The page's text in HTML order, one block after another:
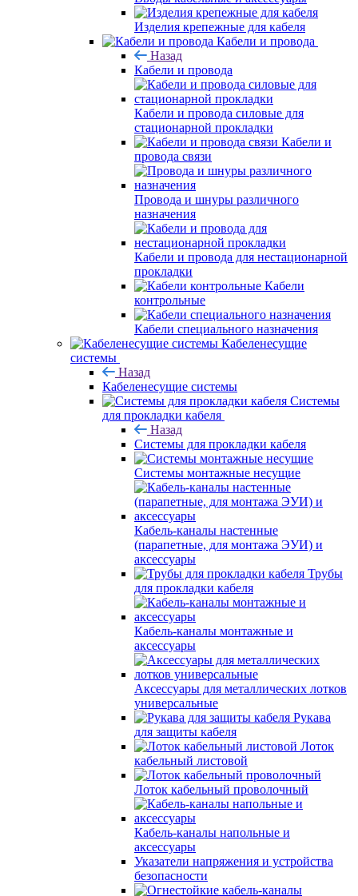
Изделия крепежные для кабеля
Кабели и провода
Назад
Кабели и провода
Кабели и провода силовые для
стационарной прокладки
Кабели и
провода связи
Провода и шнуры различного
назначения
Кабели и провода для нестационарной
прокладки
Кабели
контрольные
Кабели специального назначения
Кабеленесущие
системы
Назад
Кабеленесущие системы
Системы
для прокладки кабеля
Назад
Системы для прокладки кабеля
Системы монтажные несущие
Кабель-каналы настенные
(парапетные, для монтажа ЭУИ) и
аксессуары
Трубы
для прокладки кабеля
Кабель-каналы монтажные и
аксессуары
Аксессуары для металлических лотков
универсальные
Рукава
для защиты кабеля
Лоток
кабельный листовой
Лоток кабельный проволочный
Кабель-каналы напольные и
аксессуары
Указатели напряжения и устройства
безопасности